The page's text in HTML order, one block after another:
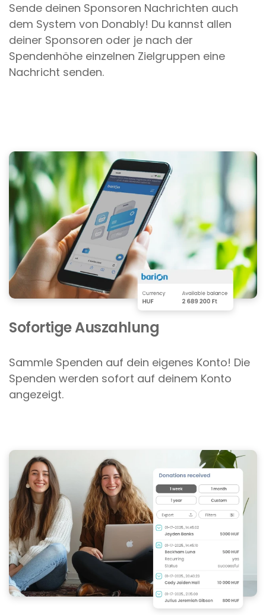
Sende deinen Sponsoren Nachrichten auch
dem System von Donably! Du kannst allen
deiner Sponsoren oder je nach der
Spendenhöhe einzelnen Zielgruppen eine
Nachricht senden.
Sofortige Auszahlung
Sammle Spenden auf dein eigenes Konto! Die
Spenden werden sofort auf deinem Konto
angezeigt.